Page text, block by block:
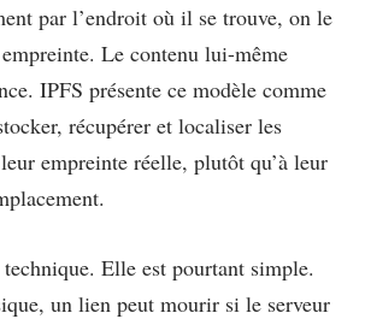
par l’endroit où il se trouve, on le
Le contenu lui-même
IPFS présente ce modèle comme
récupérer et localiser les
empreinte réelle, plutôt qu’à leur
Elle est pourtant simple.
un lien peut mourir si le serveur